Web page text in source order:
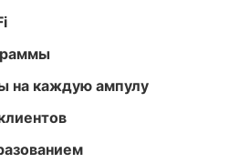
на каждую ампулу